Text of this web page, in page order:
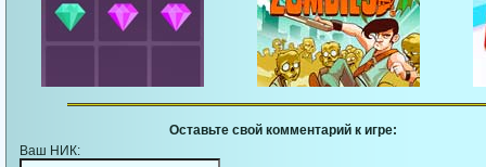
Оставьте свой комментарий к игре:
Ваш НИК: